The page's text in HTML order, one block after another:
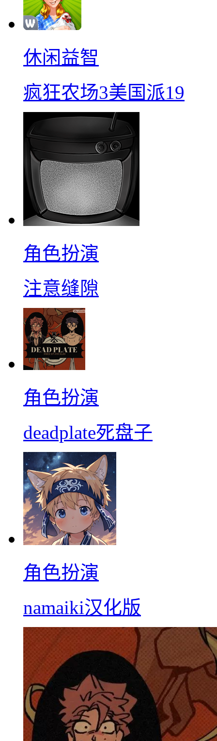
休闲益智
疯狂农场3美国派19
角色扮演
注意缝隙
角色扮演
deadplate死盘子
角色扮演
namaiki汉化版